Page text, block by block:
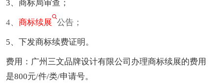
3、商标局审查；
4、 商标续展 公告；
5、下发商标续费证明。
费用：广州三文品牌设计有限公司办理商标续展的费用
是800元/件/类/申请号。